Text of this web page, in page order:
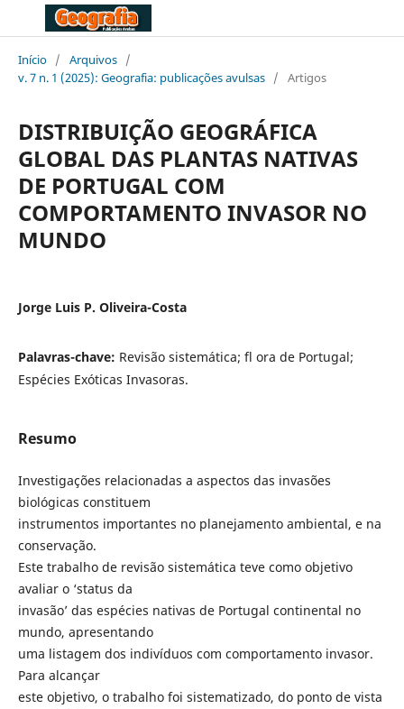
Início / Arquivos /
v. 7 n. 1 (2025): Geografia: publicações avulsas / Artigos
DISTRIBUIÇÃO GEOGRÁFICA
GLOBAL DAS PLANTAS NATIVAS
DE PORTUGAL COM
COMPORTAMENTO INVASOR NO
MUNDO
Jorge Luis P. Oliveira-Costa
Palavras-chave: Revisão sistemática; fl ora de Portugal;
Espécies Exóticas Invasoras.
Resumo
Investigações relacionadas a aspectos das invasões
biológicas constituem
instrumentos importantes no planejamento ambiental, e na
conservação.
Este trabalho de revisão sistemática teve como objetivo
avaliar o ‘status da
invasão’ das espécies nativas de Portugal continental no
mundo, apresentando
uma listagem dos indivíduos com comportamento invasor.
Para alcançar
este objetivo, o trabalho foi sistematizado, do ponto de vista